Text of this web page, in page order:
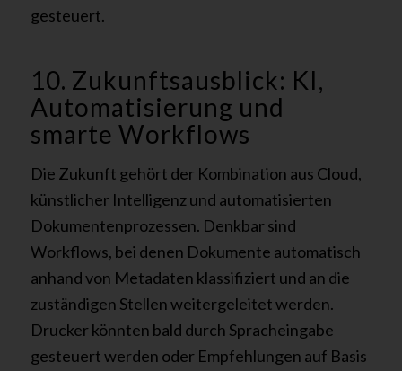
gesteuert.
10. Zukunftsausblick: KI,
Automatisierung und
smarte Workflows
Die Zukunft gehört der Kombination aus Cloud,
künstlicher Intelligenz und automatisierten
Dokumentenprozessen. Denkbar sind
Workflows, bei denen Dokumente automatisch
anhand von Metadaten klassifiziert und an die
zuständigen Stellen weitergeleitet werden.
Drucker könnten bald durch Spracheingabe
gesteuert werden oder Empfehlungen auf Basis